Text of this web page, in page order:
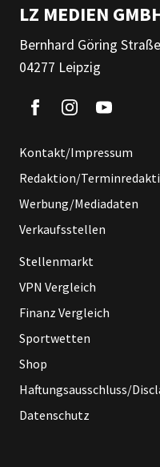
LZ MEDIEN
Bernhard Göring
04277 Leipzig
Kontakt/Impressum
Redaktion/
Werbung/Mediadaten
Verkaufsstellen
Stellenmarkt
VPN Vergleich
Finanz Vergleich
Sportwetten
Shop
Haftungsausschluss/
Datenschutz